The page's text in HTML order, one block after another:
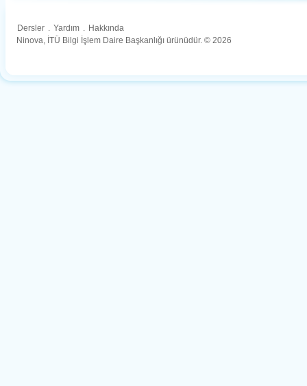
Dersler . Yardım . Hakkında
Ninova, İTÜ Bilgi İşlem Daire Başkanlığı ürünüdür. © 2026